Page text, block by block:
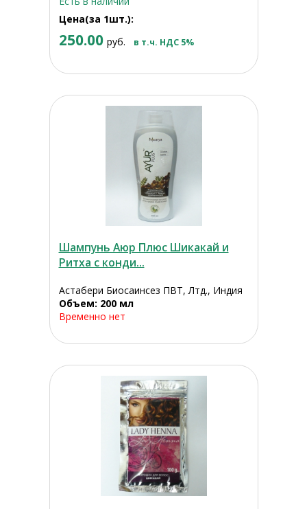
Цена(за 1шт.):
250.00 руб. в т.ч. НДС 5%
Шампунь Аюр Плюс Шикакай и
Ритха с конди...
Астабери Биосаинсез ПВТ, Лтд., Индия
Объем: 200 мл
Временно нет